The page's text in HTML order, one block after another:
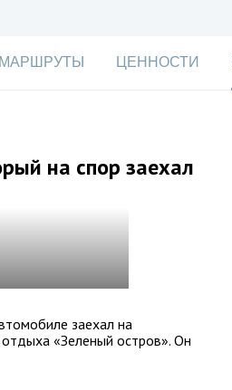
МАРШРУТЫ ЦЕННОСТИ
на спор заехал
заехал на
«Зеленый остров». Он